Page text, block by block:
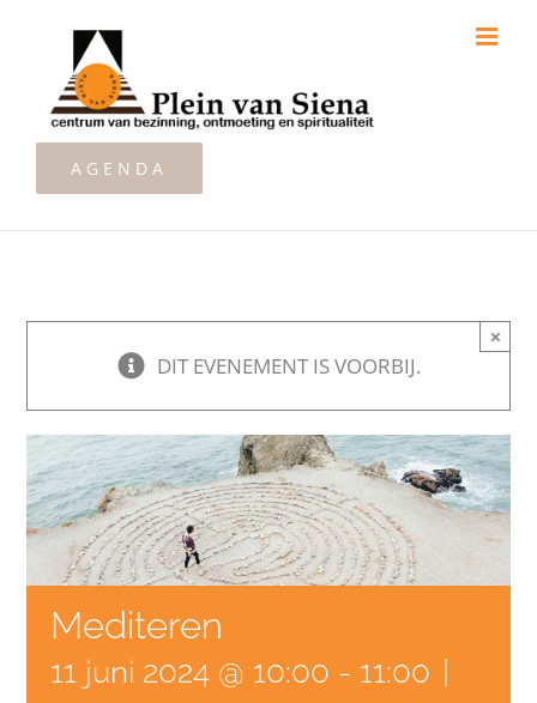
AGENDA
DIT EVENEMENT IS VOORBIJ.
×
Mediteren
11 juni 2024 @ 10:00 - 11:00